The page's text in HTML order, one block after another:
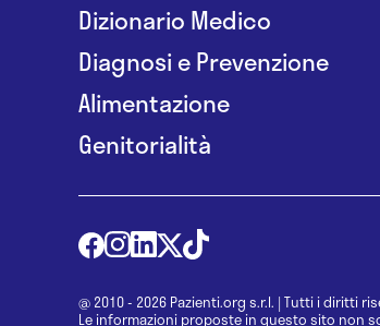
Dizionario Medico
Diagnosi e Prevenzione
Alimentazione
Genitorialità
@ 2010 - 2026 Pazienti.org s.r.l. | Tutti i diritti
Le informazioni proposte in questo sito non